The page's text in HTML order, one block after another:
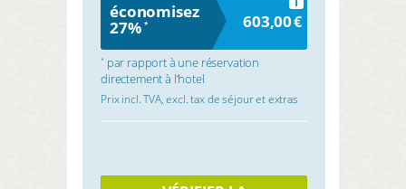
économisez
27%* 603,00€
*par rapport à une réservation
directement à l’hotel
Prix incl. TVA, excl. tax de séjour et extras